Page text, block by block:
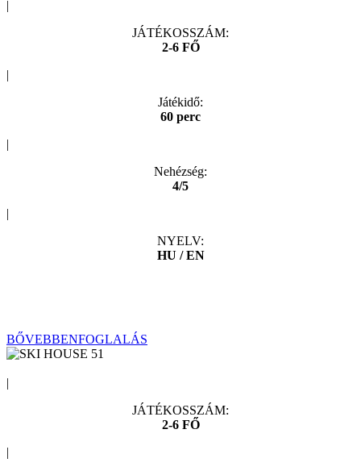
|
JÁTÉKOSSZÁM:
2-6 FŐ
|
Játékidő:
60 perc
|
Nehézség:
4/5
|
NYELV:
HU / EN
BŐVEBBENFOGLALÁS
|
JÁTÉKOSSZÁM:
2-6 FŐ
|